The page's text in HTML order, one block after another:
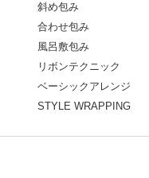
斜め包み
合わせ包み
風呂敷包み
リボンテクニック
ベーシックアレンジ
STYLE WRAPPING